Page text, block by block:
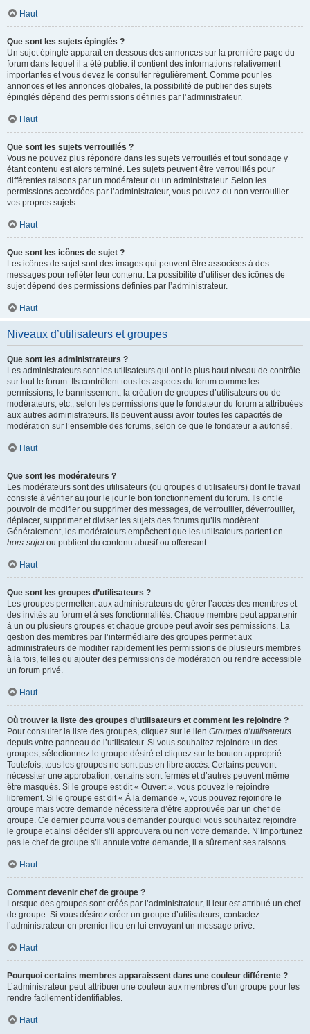
Haut
Que sont les sujets épinglés ?
Un sujet épinglé apparaît en dessous des annonces sur la première page du
forum dans lequel il a été publié. il contient des informations relativement
importantes et vous devez le consulter régulièrement. Comme pour les
annonces et les annonces globales, la possibilité de publier des sujets
épinglés dépend des permissions définies par l’administrateur.
Haut
Que sont les sujets verrouillés ?
Vous ne pouvez plus répondre dans les sujets verrouillés et tout sondage y
étant contenu est alors terminé. Les sujets peuvent être verrouillés pour
différentes raisons par un modérateur ou un administrateur. Selon les
permissions accordées par l’administrateur, vous pouvez ou non verrouiller
vos propres sujets.
Haut
Que sont les icônes de sujet ?
Les icônes de sujet sont des images qui peuvent être associées à des
messages pour refléter leur contenu. La possibilité d’utiliser des icônes de
sujet dépend des permissions définies par l’administrateur.
Haut
Niveaux d’utilisateurs et groupes
Que sont les administrateurs ?
Les administrateurs sont les utilisateurs qui ont le plus haut niveau de contrôle
sur tout le forum. Ils contrôlent tous les aspects du forum comme les
permissions, le bannissement, la création de groupes d’utilisateurs ou de
modérateurs, etc., selon les permissions que le fondateur du forum a attribuées
aux autres administrateurs. Ils peuvent aussi avoir toutes les capacités de
modération sur l’ensemble des forums, selon ce que le fondateur a autorisé.
Haut
Que sont les modérateurs ?
Les modérateurs sont des utilisateurs (ou groupes d’utilisateurs) dont le travail
consiste à vérifier au jour le jour le bon fonctionnement du forum. Ils ont le
pouvoir de modifier ou supprimer des messages, de verrouiller, déverrouiller,
déplacer, supprimer et diviser les sujets des forums qu’ils modèrent.
Généralement, les modérateurs empêchent que les utilisateurs partent en
hors-sujetou publient du contenu abusif ou offensant.
Haut
Que sont les groupes d’utilisateurs ?
Les groupes permettent aux administrateurs de gérer l’accès des membres et
des invités au forum et à ses fonctionnalités. Chaque membre peut appartenir
à un ou plusieurs groupes et chaque groupe peut avoir ses permissions. La
gestion des membres par l’intermédiaire des groupes permet aux
administrateurs de modifier rapidement les permissions de plusieurs membres
à la fois, telles qu’ajouter des permissions de modération ou rendre accessible
un forum privé.
Haut
Où trouver la liste des groupes d’utilisateurs et comment les rejoindre ?
Pour consulter la liste des groupes, cliquez sur le lien Groupes d’utilisateurs
depuis votre panneau de l’utilisateur. Si vous souhaitez rejoindre un des
groupes, sélectionnez le groupe désiré et cliquez sur le bouton approprié.
Toutefois, tous les groupes ne sont pas en libre accès. Certains peuvent
nécessiter une approbation, certains sont fermés et d’autres peuvent même
être masqués. Si le groupe est dit « Ouvert », vous pouvez le rejoindre
librement. Si le groupe est dit « À la demande », vous pouvez rejoindre le
groupe mais votre demande nécessitera d’être approuvée par un chef de
groupe. Ce dernier pourra vous demander pourquoi vous souhaitez rejoindre
le groupe et ainsi décider s’il approuvera ou non votre demande. N’importunez
pas le chef de groupe s’il annule votre demande, il a sûrement ses raisons.
Haut
Comment devenir chef de groupe ?
Lorsque des groupes sont créés par l’administrateur, il leur est attribué un chef
de groupe. Si vous désirez créer un groupe d’utilisateurs, contactez
l’administrateur en premier lieu en lui envoyant un message privé.
Haut
Pourquoi certains membres apparaissent dans une couleur différente ?
L’administrateur peut attribuer une couleur aux membres d’un groupe pour les
rendre facilement identifiables.
Haut